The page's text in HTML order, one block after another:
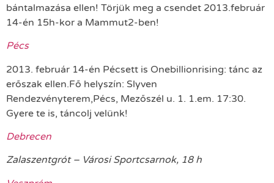
bántalmazása ellen! Törjük meg a csendet 2013.február
14-én 15h-kor a Mammut2-ben!
Pécs
2013. február 14-én Pécsett is Onebillionrising: tánc az
erőszak ellen.Fő helyszín: Slyven
Rendezvényterem,Pécs, Mezőszél u. 1. 1.em. 17:30.
Gyere te is, táncolj velünk!
Debrecen
Zalaszentgrót – Városi Sportcsarnok, 18 h